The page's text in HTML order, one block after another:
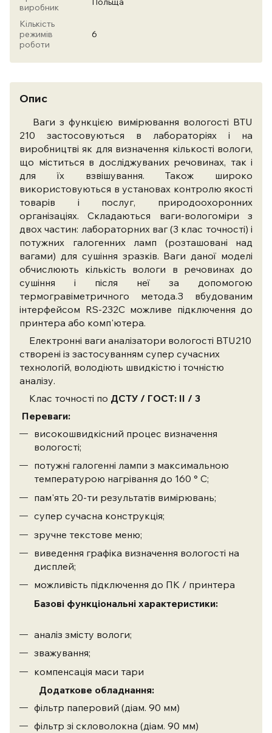
виробник
Кількість
режимів
роботи
6
Опис
Ваги з функцією вимірювання вологості BTU
210 застосовуються в лабораторіях і на
виробництві як для визначення кількості вологи,
що міститься в досліджуваних речовинах, так і
для їх взвішування. Також широко
використовуються в установах контролю якості
товарів і послуг, природоохоронних
організаціях. Складаються ваги-вологоміри з
двох частин: лабораторних ваг (3 клас точності) і
потужних галогенних ламп (розташовані над
вагами) для сушіння зразків. Ваги даної моделі
обчислюють кількість вологи в речовинах до
сушіння і після неї за допомогою
термогравіметричного метода.З вбудованим
інтерфейсом RS-232C можливе підключення до
принтера або комп'ютера.
Електронні ваги аналізатори вологості BTU210
створені із застосуванням супер сучасних
технологій, володіють швидкістю і точністю
аналізу.
Клас точності по ДСТУ / ГОСТ: II / 3
Переваги:
високошвидкісний процес визначення
вологості;
потужні галогенні лампи з максимальною
температурою нагрівання до 160 ° С;
пам'ять 20-ти результатів вимірювань;
супер сучасна конструкція;
зручне текстове меню;
виведення графіка визначення вологості на
дисплей;
можливість підключення до ПК / принтера
Базові функціональні характеристики:
аналіз змісту вологи;
зважування;
компенсація маси тари
Додаткове обладнання:
фільтр паперовий (діам. 90 мм)
фільтр зі скловолокна (діам. 90 мм)